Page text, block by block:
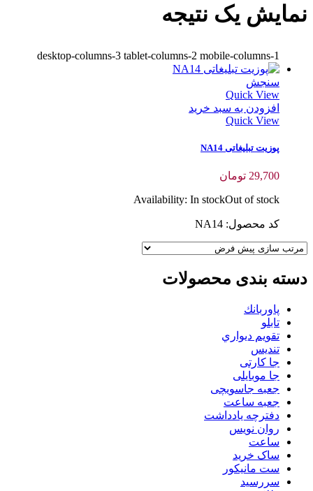
نمایش یک نتیجه
desktop-columns-3 tablet-columns-2 mobile-columns-1
سنجش
Quick View
افزودن به سبد خرید
Quick View
پوزیت تبلیغاتی NA14
29,700 تومان
Availability: In stockOut of stock
کد محصول: NA14
دسته بندی محصولات
پاوربانك
تابلو
تقويم ديواري
تنديس
جا کارتی
جا موبایلی
جعبه جاسویچی
جعبه ساعت
دفترچه یادداشت
روان نويس
ساعت
ساک خرید
ست مانيكور
سررسید